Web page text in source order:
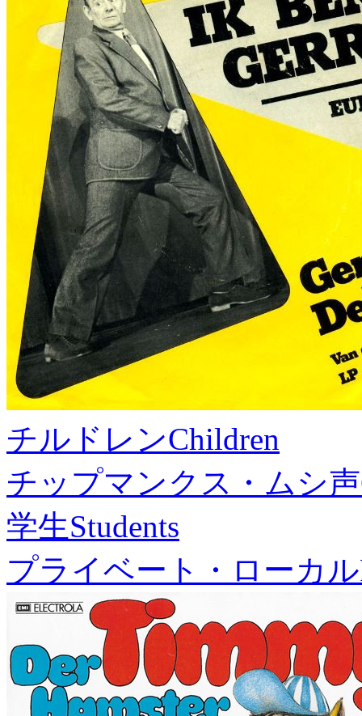
チルドレンChildren
チップマンクス・ムシ声
学生Students
プライベート・ローカル